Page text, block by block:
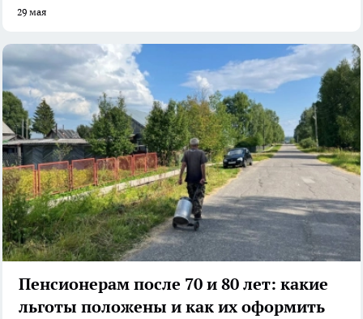
29 мая
Пенсионерам после 70 и 80 лет: какие
льготы положены и как их оформить